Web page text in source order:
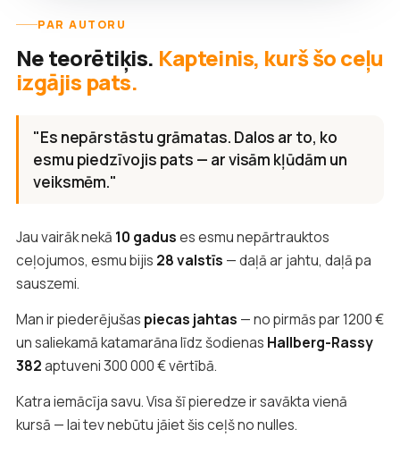
PAR AUTORU
Ne teorētiķis. Kapteinis, kurš šo ceļu
izgājis pats.
"Es nepārstāstu grāmatas. Dalos ar to, ko
esmu piedzīvojis pats — ar visām kļūdām un
veiksmēm."
Jau vairāk nekā 10 gaduses esmu nepārtrauktos
ceļojumos, esmu bijis 28 valstīs — daļā ar jahtu, daļā pa
sauszemi.
Man ir piederējušas piecas jahtas — no pirmās par 1200 €
un saliekamā katamarāna līdz šodienas Hallberg-Rassy
382aptuveni 300 000 € vērtībā.
Katra iemācīja savu. Visa šī pieredze ir savākta vienā
kursā — lai tev nebūtu jāiet šis ceļš no nulles.